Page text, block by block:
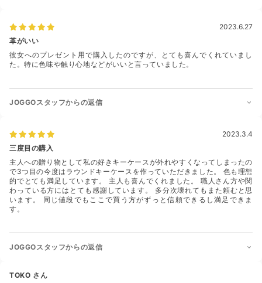
2023.6.27
革がいい
彼女へのプレゼント用で購入したのですが、とても喜んでくれていまし
た。特に色味や触り心地などがいいと言っていました。
JOGGOスタッフからの返信
2023.3.4
三度目の購入
主人への贈り物として私の好きキーケースが外れやすくなってしまったの
で3つ目の今度はラウンドキーケースを作っていただきました。 色も理想
的でとても満足しています。 主人も喜んでくれました。 職人さん方や関
わっている方にはとても感謝しています。 多分次壊れてもまた頼むと思
います。 同じ値段でもここで買う方がずっと信頼できるし満足できま
す。
JOGGOスタッフからの返信
TOKO さん